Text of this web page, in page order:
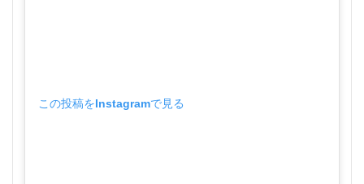
この投稿をInstagramで見る